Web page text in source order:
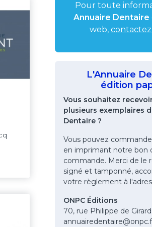
Pour toute
Annuaire Dentaire
web,
L'Annuaire
édition
Vous souhaitez
plusieurs exemplaires
Dentaire ?
Vous pouvez
en imprimant notre bon
commande. Merci de le
signé et tamponné,
votre règlement à
ONPC Éditions
70, rue Philippe de